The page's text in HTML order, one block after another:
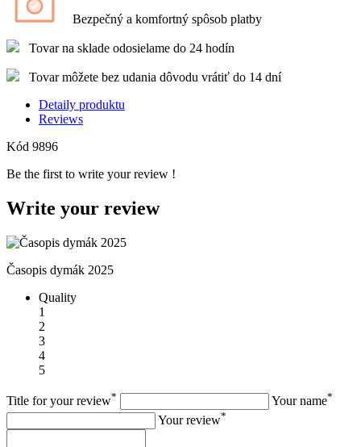
Bezpečný a komfortný spôsob platby
Tovar na sklade odosielame do 24 hodín
Tovar môžete bez udania dôvodu vrátiť do 14 dní
Detaily produktu
Reviews
Kód 9896
Be the first to write your review !
Write your review
Časopis dymák 2025
Quality
1
2
3
4
5
Title for your review* Your name*
Your review*